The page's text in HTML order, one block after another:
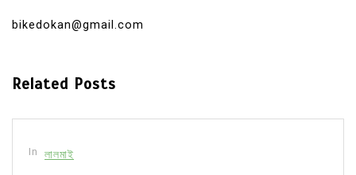
bikedokan@gmail.com
Related Posts
In লালমাই